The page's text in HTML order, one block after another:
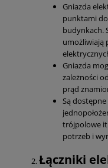
Gniazda
punktami
budynkach.
umożliwiają
Gniazda
zależności
prąd
Są
trójpolowe
potrzeb i
Łączniki